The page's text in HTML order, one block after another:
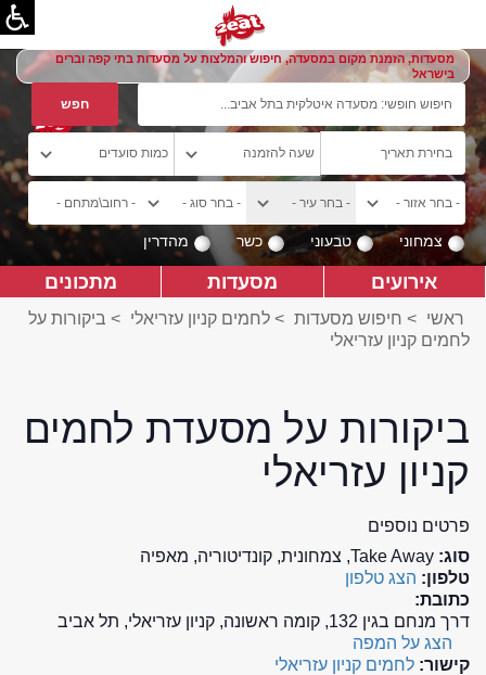
מסעדות, הזמנת מקום במסעדה, חיפוש והמלצות על מסעדות בתי קפה וברים
בישראל
צמחוני טבעוני כשר מהדרין
אירועים מסעדות מתכונים
ראשי > חיפוש מסעדות > לחמים קניון עזריאלי > ביקורות על
לחמים קניון עזריאלי
ביקורות על מסעדת לחמים
קניון עזריאלי
פרטים נוספים
סוג: Take Away, צמחונית, קונדיטוריה, מאפיה
טלפון: הצג טלפון
כתובת:
דרך מנחם בגין 132, קומה ראשונה, קניון עזריאלי, תל אביב
הצג על המפה
קישור: לחמים קניון עזריאלי